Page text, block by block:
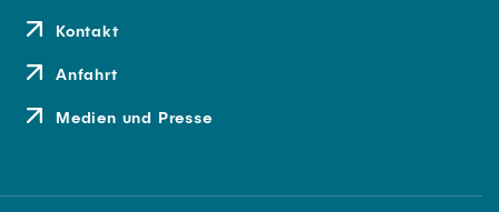
Kontakt
Anfahrt
Medien und Presse